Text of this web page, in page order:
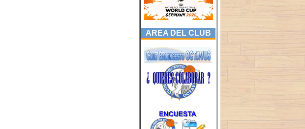
AREA DEL CLUB